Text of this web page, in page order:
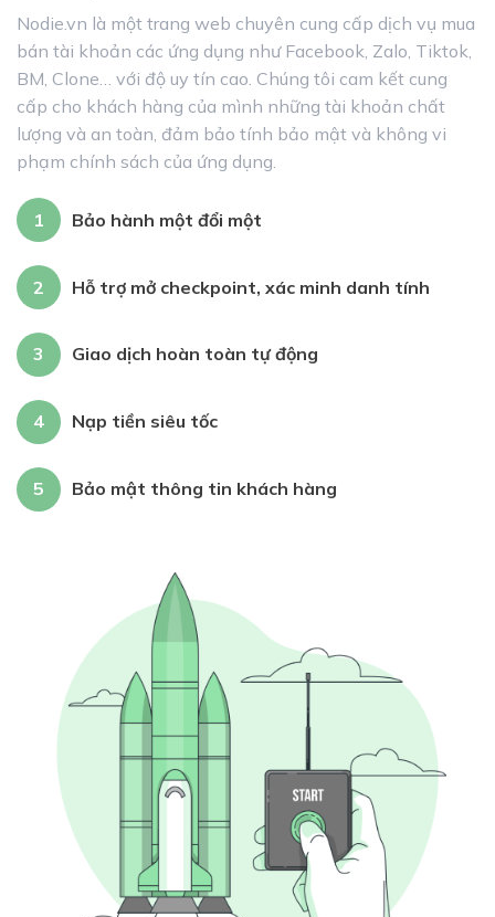
Nodie.vn là một trang web chuyên cung cấp dịch vụ mua
bán tài khoản các ứng dụng như Facebook, Zalo, Tiktok,
BM, Clone… với độ uy tín cao. Chúng tôi cam kết cung
cấp cho khách hàng của mình những tài khoản chất
lượng và an toàn, đảm bảo tính bảo mật và không vi
phạm chính sách của ứng dụng.
1 Bảo hành một đổi một
2 Hỗ trợ mở checkpoint, xác minh danh tính
3 Giao dịch hoàn toàn tự động
4 Nạp tiền siêu tốc
5 Bảo mật thông tin khách hàng